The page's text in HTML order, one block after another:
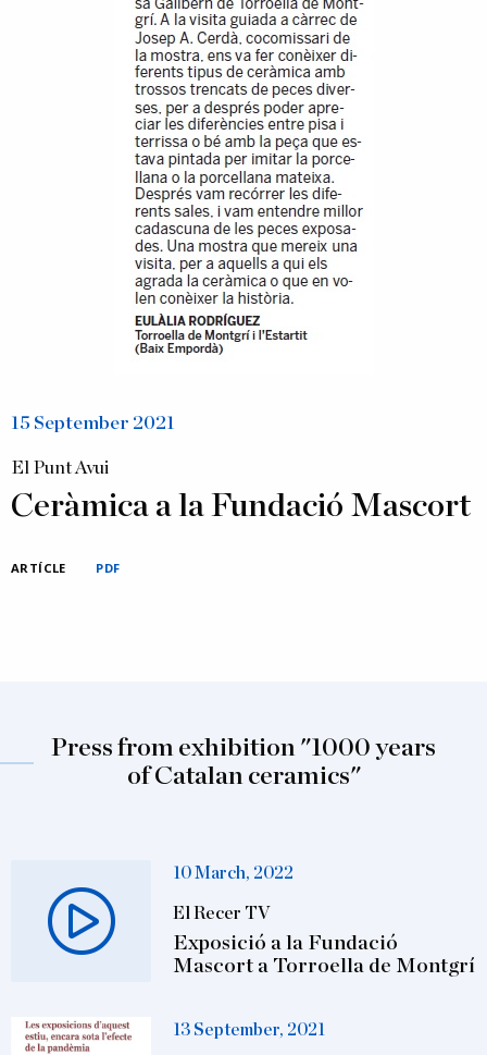
15 September 2021
El Punt Avui
Ceràmica a la Fundació Mascort
ARTÍCLE PDF
Press from exhibition "1000 years
of Catalan ceramics"
10 March, 2022
El Recer TV
Exposició a la Fundació
Mascort a Torroella de Montgrí
13 September, 2021